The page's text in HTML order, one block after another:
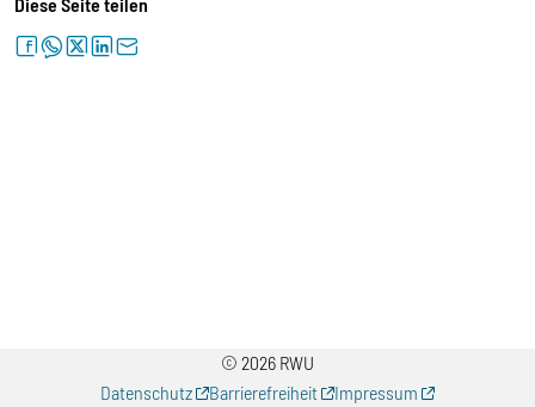
facebookwhatsapptwitterlinkedinletter
© 2026 RWU
Datenschutz
Barrierefreiheit Impressum